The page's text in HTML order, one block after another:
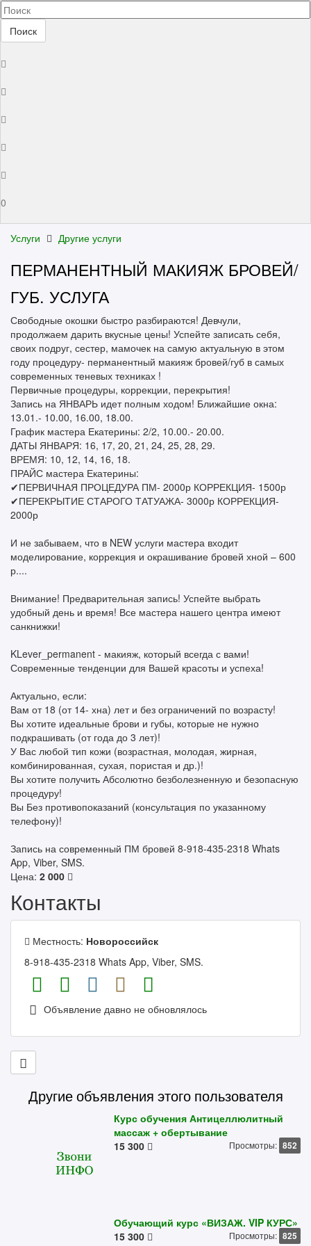
Поиск
0
Услуги Другие услуги
ПЕРМАНЕНТНЫЙ МАКИЯЖ БРОВЕЙ/
ГУБ. УСЛУГА
Свободные окошки быстро разбираются! Девчули,
продолжаем дарить вкусные цены! Успейте записать себя,
своих подруг, сестер, мамочек на самую актуальную в этом
году процедуру- перманентный макияж бровей/губ в самых
современных теневых техниках !
Первичные процедуры, коррекции, перекрытия!
Запись на ЯНВАРЬ идет полным ходом! Ближайшие окна:
13.01.- 10.00, 16.00, 18.00.
График мастера Екатерины: 2/2, 10.00.- 20.00.
ДАТЫ ЯНВАРЯ: 16, 17, 20, 21, 24, 25, 28, 29.
ВРЕМЯ: 10, 12, 14, 16, 18.
ПРАЙС мастера Екатерины:
✔ПЕРВИЧНАЯ ПРОЦЕДУРА ПМ- 2000р КОРРЕКЦИЯ- 1500р
✔ПЕРЕКРЫТИЕ СТАРОГО ТАТУАЖА- 3000р КОРРЕКЦИЯ-
2000р
И не забываем, что в NEW услуги мастера входит
моделирование, коррекция и окрашивание бровей хной – 600
р....
Внимание! Предварительная запись! Успейте выбрать
удобный день и время! Все мастера нашего центра имеют
санкнижки!
KLever_permanent - макияж, который всегда с вами!
Современные тенденции для Вашей красоты и успеха!
Актуально, если:
Вам от 18 (от 14- хна) лет и без ограничений по возрасту!
Вы хотите идеальные брови и губы, которые не нужно
подкрашивать (от года до 3 лет)!
У Вас любой тип кожи (возрастная, молодая, жирная,
комбинированная, сухая, пористая и др.)!
Вы хотите получить Абсолютно безболезненную и безопасную
процедуру!
Вы Без противопоказаний (консультация по указанному
телефону)!
Запись на современный ПМ бровей 8-918-435-2318 Whats
App, Viber, SMS.
Цена: 2 000
Контакты
Местность: Новороссийск
8-918-435-2318 Whats App, Viber, SMS.
Объявление давно не обновлялось
Другие объявления этого пользователя
Курс обучения Антицеллюлитный
массаж + обертывание
15 300
Просмотры: 852
Обучающий курс «ВИЗАЖ. VIP КУРС»
15 300
Просмотры: 825